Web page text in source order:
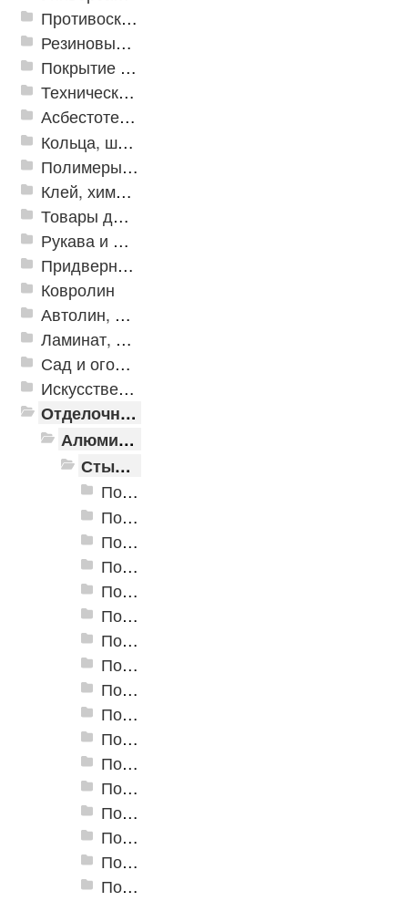
Противоскользящая защита для лестниц, профили, ленты
Резиновые и ПВХ дорожки
Покрытие из резиновой крошки
Техническая резина
Асбестотехнические и теплоизоляционные материалы
Кольца, шайбы, манжеты
Полимеры и пластики
Клей, химия, сопутствующие товары
Товары для дома
Рукава и шланги промышленные
Придверные решетки
Ковролин
Автолин, Транслин, Линолеум
Ламинат, Кварцвиниловая плитка SPC
Сад и огород
Искусственная трава
Отделочные профили
Алюминиевые пороги
Стыкоперекрывающие алюминиевые пороги
Пороги алюминиевые ПС-01 25x3 мм (открытый крепеж)
Пороги алюминиевые ПС-02 19x3,5 мм (открытый крепеж)
Пороги алюминиевые ПС-03 37x3,3 мм (открытый крепеж)
Пороги алюминиевые ПС-03-2 28x3,4 мм (открытый крепеж)
Пороги алюминиевые ПС-04 44,5x4,5 мм (открытый крепеж)
Пороги алюминиевые ПС-04-01 29x4,5 мм (открытый крепеж)
Пороги алюминиевые ПС-04-02 31x4,6 мм (скрытый крепеж)
Пороги алюминиевые ПС-04-03 35x4,6 мм (скрытый крепеж)
Пороги алюминиевые ПС-05 100x5 мм (открытый крепеж)
Пороги алюминиевые ПС-06 100x5 мм (скрытый крепеж)
Пороги алюминиевые ПС-07 60x5,9 мм (открытый крепеж)
Пороги алюминиевые ПС-07-1 60x4,5 мм (открытый крепеж)
Пороги алюминиевые ПС-18 80 мм
Пороги алюминиевые стыкоперекрывающие А-1. (25*2,8мм)
Пороги алюминиевые стыкоперекрывающие А-4. (60*5,8мм)
Пороги алюминиевые стыкоперекрывающие А-5. (39,5*3,7мм)
Пороги алюминиевые А-6 37х2,8 мм (открытый крепеж)